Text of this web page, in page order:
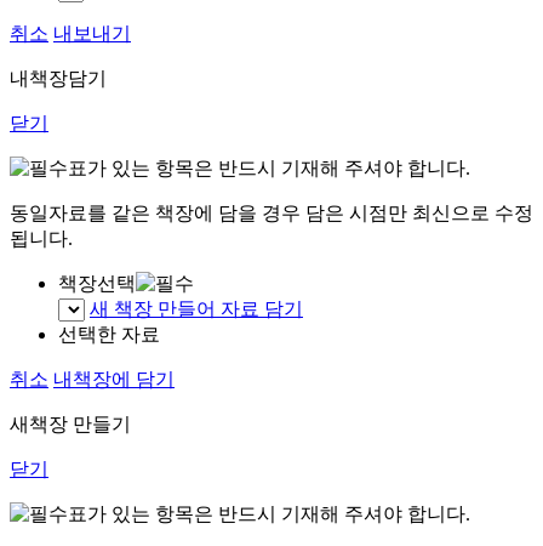
취소 내보내기
내책장담기
닫기
표가 있는 항목은 반드시 기재해 주셔야 합니다.
동일자료를 같은 책장에 담을 경우 담은 시점만 최신으로 수정
됩니다.
책장선택
새 책장 만들어 자료 담기
선택한 자료
취소 내책장에 담기
새책장 만들기
닫기
표가 있는 항목은 반드시 기재해 주셔야 합니다.